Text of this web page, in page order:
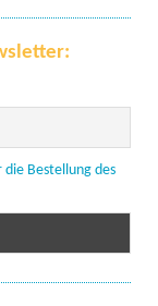
Bestellung des